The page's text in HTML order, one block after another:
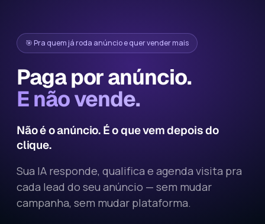
🎯 Pra quem já roda anúncio e quer vender mais
Paga por anúncio.
E não vende.
Não é o anúncio. É o que vem depois do
clique.
Sua IA responde, qualifica e agenda visita pra
cada lead do seu anúncio — sem mudar
campanha, sem mudar plataforma.